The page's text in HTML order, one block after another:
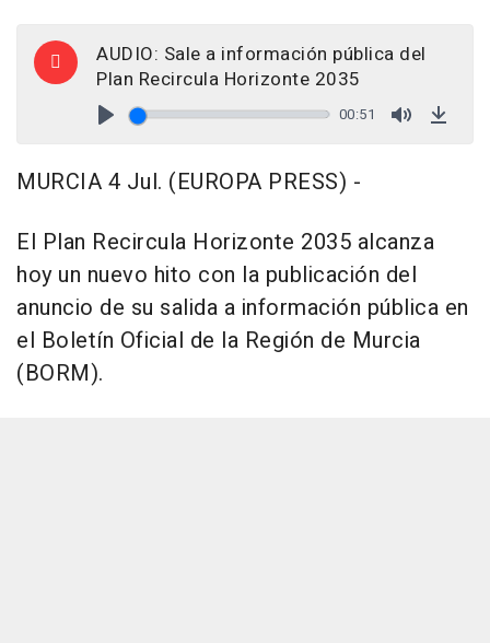
AUDIO: Sale a información pública del
Plan Recircula Horizonte 2035
00:51
MURCIA 4 Jul. (EUROPA PRESS) -
El Plan Recircula Horizonte 2035 alcanza
hoy un nuevo hito con la publicación del
anuncio de su salida a información pública en
el Boletín Oficial de la Región de Murcia
(BORM).